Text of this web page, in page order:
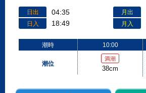
日出 04:35
日入 18:49
月出
月入
潮時
潮位
10:00
満潮
38cm